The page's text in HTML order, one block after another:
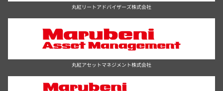
丸紅リートアドバイザーズ株式会社
丸紅アセットマネジメント株式会社